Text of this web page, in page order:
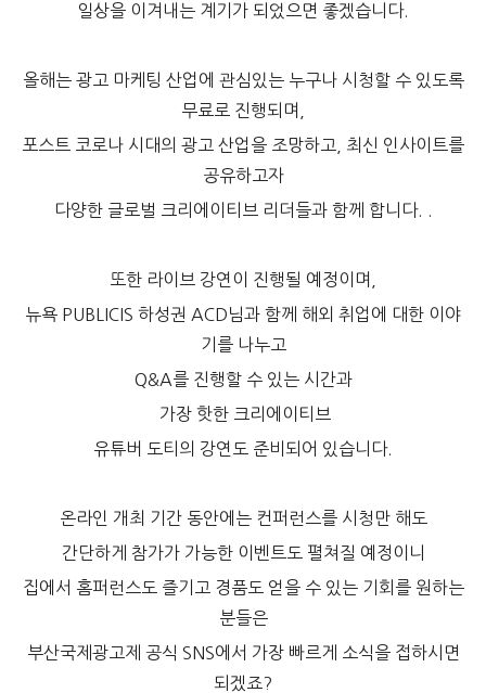
일상을 이겨내는 계기가 되었으면 좋겠습니다.
올해는 광고 마케팅 산업에 관심있는 누구나 시청할 수 있도록
무료로 진행되며,
포스트 코로나 시대의 광고 산업을 조망하고, 최신 인사이트를
공유하고자
다양한 글로벌 크리에이티브 리더들과 함께 합니다. .
또한 라이브 강연이 진행될 예정이며,
뉴욕 PUBLICIS 하성권 ACD님과 함께 해외 취업에 대한 이야
기를 나누고
Q&A를 진행할 수 있는 시간과
가장 핫한 크리에이티브
유튜버 도티의 강연도 준비되어 있습니다.
온라인 개최 기간 동안에는 컨퍼런스를 시청만 해도
간단하게 참가가 가능한 이벤트도 펼쳐질 예정이니
집에서 홈퍼런스도 즐기고 경품도 얻을 수 있는 기회를 원하는
분들은
부산국제광고제 공식 SNS에서 가장 빠르게 소식을 접하시면
되겠죠?